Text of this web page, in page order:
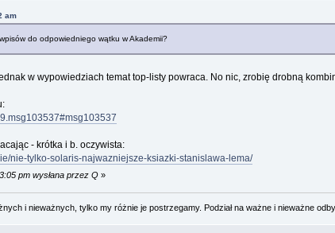
am
do odpowiedniego wątku w Akademii?
w wypowiedziach temat top-listy powraca. No nic, zrobię drobną
- krótka i b. oczywista:
nie-tylko-solaris-najwazniejsze-ksiazki-stanislawa-lema/
pm wysłana przez Q»
i nieważnych, tylko my różnie je postrzegamy. Podział na ważne i nieważne